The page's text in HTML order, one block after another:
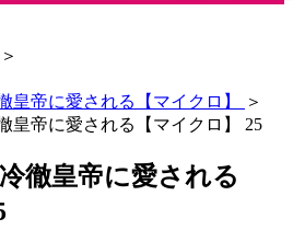
＞
皇帝に愛される【マイクロ】
＞
皇帝に愛される【マイクロ】 25
徹皇帝に愛される